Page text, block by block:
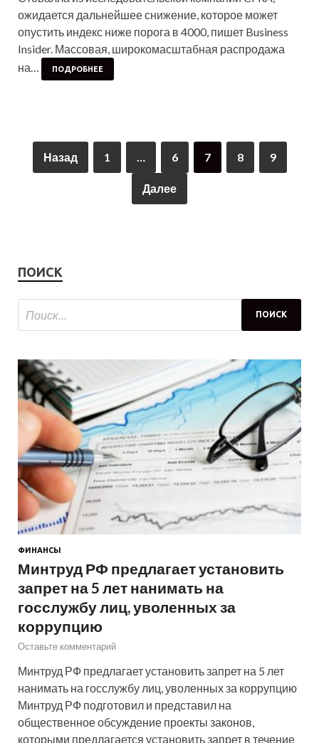
ожидается дальнейшее снижение, которое может
опустить индекс ниже порога в 4000, пишет Business
Insider. Массовая, широкомасштабная распродажа
на…
ПОДРОБНЕЕ
Назад 1 6 7 8 9
Далее
ПОИСК
ФИНАНСЫ
Минтруд РФ предлагает установить
запрет на 5 лет нанимать на
госслужбу лиц, уволенных за
коррупцию
Оставьте комментарий
Минтруд РФ предлагает установить запрет на 5 лет
нанимать на госслужбу лиц, уволенных за коррупцию
Минтруд РФ подготовил и представил на
общественное обсуждение проекты законов,
которыми предлагается установить запрет в течение